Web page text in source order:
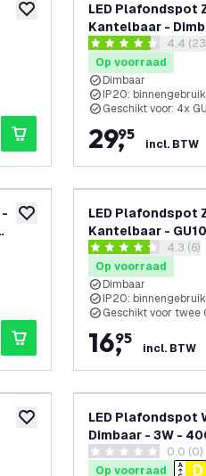
toevoegen aan verlanglijst
LED
Kantelbaar -
fitting – Opbouw
reviews
4.4 score sterren4.4
Op voorraad
Dimbaar
IP20: binnengebruik
Geschikt voor: 4x
29,
95
incl. BTW
toevoegen aan verlanglijst
-
LED Plafondspot
Kantelbaar -
reviews
4.3 score sterren4.3 (6)
Op voorraad
Dimbaar
IP20: binnengebruik
Geschikt voor twee
16,
95
incl. BTW
toevoegen aan verlanglijst
LED Plafondspot
Dimbaar - 3W -
Kantelbaar
0 score sterren0.0 (0)
Op voorraad